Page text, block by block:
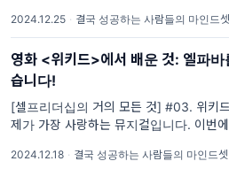
치있다고 느끼는 게임으로. Enjoy your
2024.12.25 · 결국 성공하는 사람들의 마인드셋
영화 <위키드>에서 배운 것: 엘파바
습니다!
[셀프리더십의 거의 모든 것] #03. 위키
제가 가장 사랑하는 뮤지컬입니다. 이번에
영화 <위키드>를 통해 배우는 ‘셀프 리더
2024.12.18 · 결국 성공하는 사람들의 마인드셋